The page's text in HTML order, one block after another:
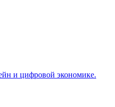
и цифровой экономике.